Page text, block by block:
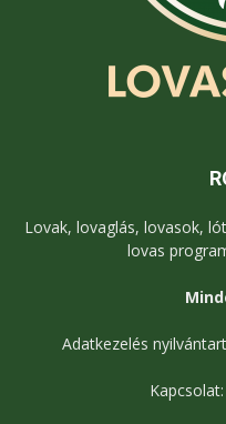
Lovak, lovaglás, lovasok,
lovas
Adatkezelés
Kapcsolat: